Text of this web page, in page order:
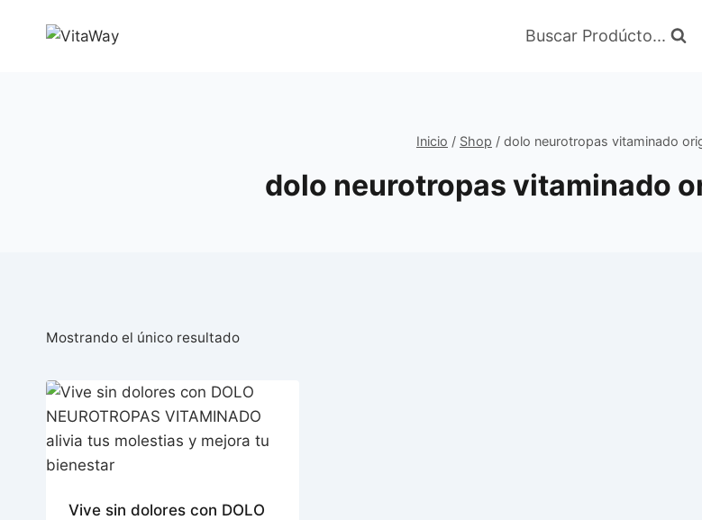
Buscar Prodúcto...
Inicio / Shop / dolo neurotropas vitaminado
dolo neurotropas vitaminado
Mostrando el único resultado
Vive sin dolores con DOLO